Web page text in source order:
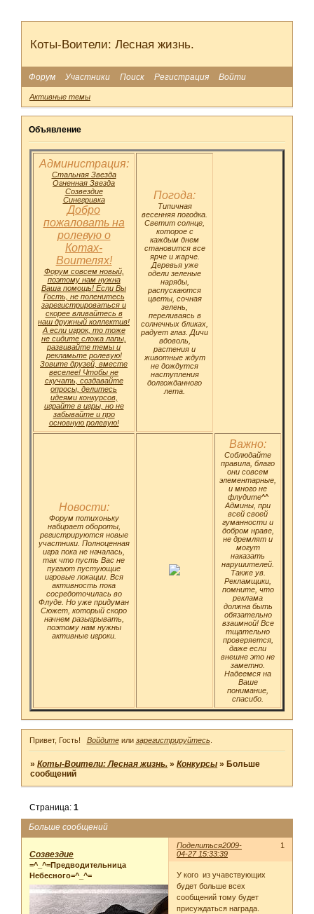
Коты-Воители: Лесная жизнь.
Форум Участники Поиск Регистрация Войти
Активные темы
Объявление
Администрация:
Стальная Звезда
Огненная Звезда
Созвездие
Синегривка
Добро
пожаловать на
ролевую о
Котах-
Воителях!
Форум совсем новый,
поэтому нам нужна
Ваша помощь! Если Вы
Гость, не поленитесь
зарегистрироваться и
скорее вливайтесь в
наш дружный коллектив!
А если игрок, то тоже
не сидите сложа лапы,
развивайте темы и
рекламьте ролевую!
Зовите друзей, вместе
веселее! Чтобы не
скучать, создавайте
опросы, делитесь
идеями конкурсов,
играйте в игры, но не
забывайте и про
основную ролевую!
Погода:
Типичная
весенняя погодка.
Светит солнце,
которое с
каждым днем
становится все
ярче и жарче.
Деревья уже
одели зеленые
наряды,
распускаются
цветы, сочная
зелень,
переливаясь в
солнечных бликах,
радует глаз. Дичи
вдоволь,
растения и
животные ждут
не дождутся
наступления
долгожданного
лета.
Новости:
Форум потихоньку
набирает обороты,
регистрируются новые
участники. Полноценная
игра пока не началась,
так что пусть Вас не
пугают пустующие
игровые локации. Вся
активность пока
сосредоточилась во
Флуде. Но уже придуман
Сюжет, который скоро
начнем разыгрывать,
поэтому нам нужны
активные игроки.
Важно:
Соблюдайте
правила, благо
они совсем
элементарные,
и много не
флудите^^
Админы, при
всей своей
гуманности и
добром нраве,
не дремлят и
могут
наказать
нарушителей.
Также ув.
Рекламщики,
помните, что
реклама
должна быть
обязательно
взаимной! Все
тщательно
проверяется,
даже если
внешне это не
заметно.
Надеемся на
Ваше
понимание,
спасибо.
Привет, Гость! Войдитеили зарегистрируйтесь
»Коты-Воители: Лесная жизнь. »Конкурсы » Больше
сообщений
Больше сообщений
Страница:1
Поделиться 1
2009-
04-27 15:33:39
Созвездие
=^_^=Предводительница
Небесного=^_^=
У кого из учавствующих
будет больше всех
сообщений тому будет
присуждаться награда.